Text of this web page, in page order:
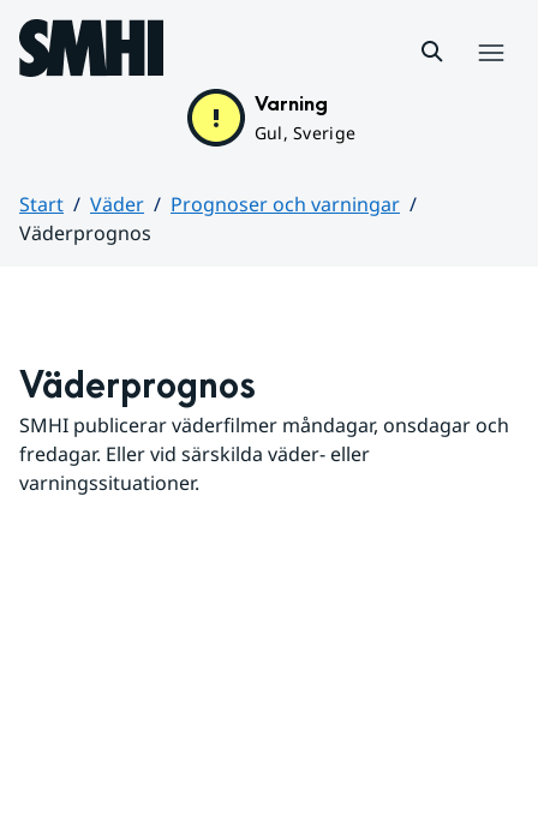
Hoppa till sidans innehåll
Varning
Gul, Sverige
Start Väder
Prognoser och varningar
Väderprognos
Väderprognos
SMHI publicerar väderfilmer måndagar, onsdagar och
fredagar. Eller vid särskilda väder- eller
varningssituationer.